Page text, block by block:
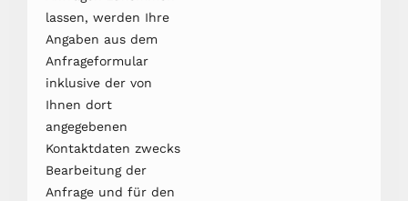
lassen, werden Ihre
Angaben aus dem
Anfrageformular
inklusive der von
Ihnen dort
angegebenen
Kontaktdaten zwecks
Bearbeitung der
Anfrage und für den